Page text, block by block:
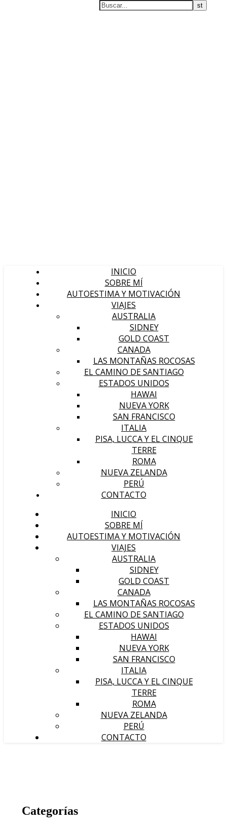
INICIO
SOBRE MÍ
AUTOESTIMA Y MOTIVACIÓN
VIAJES
AUSTRALIA
SIDNEY
GOLD COAST
CANADA
LAS MONTAÑAS ROCOSAS
EL CAMINO DE SANTIAGO
ESTADOS UNIDOS
HAWAI
NUEVA YORK
SAN FRANCISCO
ITALIA
PISA, LUCCA Y EL CINQUE
TERRE
ROMA
NUEVA ZELANDA
PERÚ
CONTACTO
INICIO
SOBRE MÍ
AUTOESTIMA Y MOTIVACIÓN
VIAJES
AUSTRALIA
SIDNEY
GOLD COAST
CANADA
LAS MONTAÑAS ROCOSAS
EL CAMINO DE SANTIAGO
ESTADOS UNIDOS
HAWAI
NUEVA YORK
SAN FRANCISCO
ITALIA
PISA, LUCCA Y EL CINQUE
TERRE
ROMA
NUEVA ZELANDA
PERÚ
CONTACTO
Categorías